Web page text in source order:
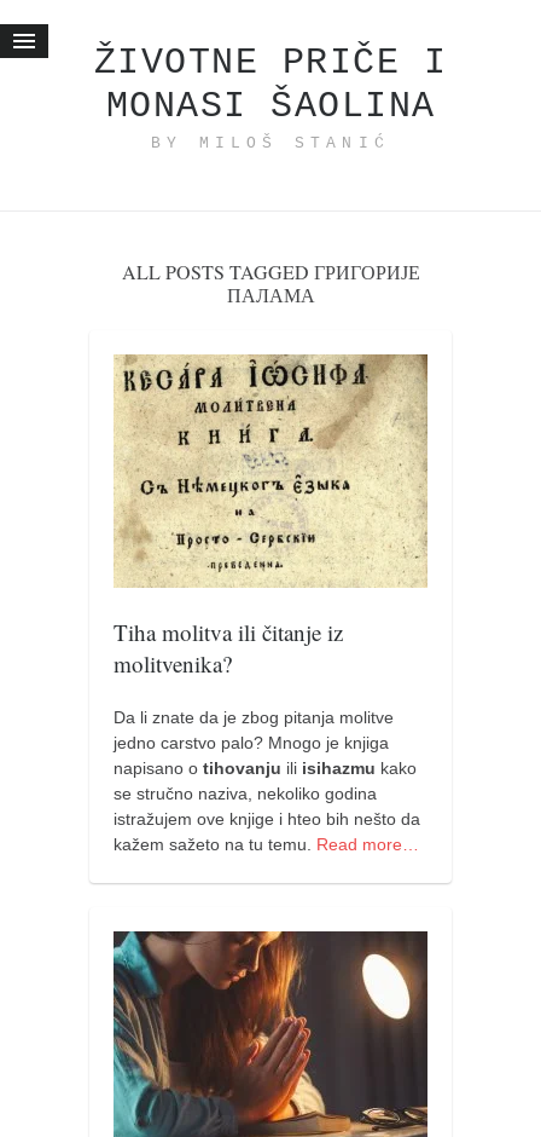
ŽIVOTNE PRIČE I
MONASI ŠAOLINA
BY MILOŠ STANIĆ
Životne priče
ishranom do zdravlja
momenti i mesta
bonus sadržaj
Svetlopis
zakonopravilo
duhovni otac
pravoslavlje
zabranjena istorija
ćirilica
porodične priče
umesto tvitera
kalendar srpski
azbuki i knjige
Okinava karate
istorija karatea
bubishi
kihon
naihanchi
ALL POSTS TAGGED ГРИГОРИЈЕ
ПАЛАМА
Tiha molitva ili čitanje iz
molitvenika?
Da li znate da je zbog pitanja molitve
jedno carstvo palo? Mnogo je knjiga
napisano o tihovanju ili isihazmu kako
se stručno naziva, nekoliko godina
istražujem ove knjige i hteo bih nešto da
kažem sažeto na tu temu. Read more…